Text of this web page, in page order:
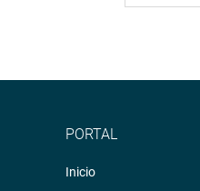
PORTAL
Inicio